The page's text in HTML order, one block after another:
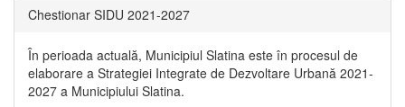
Chestionar SIDU 2021-2027
În perioada actuală, Municipiul Slatina este în procesul de
elaborare a Strategiei Integrate de Dezvoltare Urbană 2021‐
2027 a Municipiului Slatina.